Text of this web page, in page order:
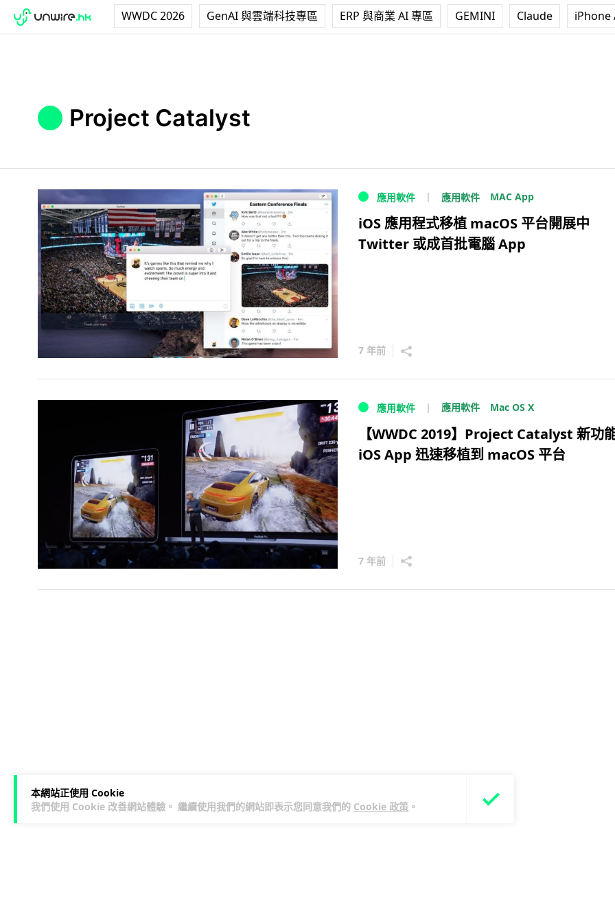
WWDC 2026 GenAI 與雲端科技專區 ERP 與商業 AI 專區 GEMINI Claude iPhone
本網站正使用 Cookie
我們使用 Cookie 改善網站體驗。 繼續使用我們的網站即表示您同意我們的 Cookie 政策 。
Project Catalyst
應用軟件 應用軟件 MAC App
iOS 應用程式移植 macOS 平台開展中
Twitter 或成首批電腦 App
7 年前
應用軟件 應用軟件 Mac OS X
【WWDC 2019】Project Catalyst 新
iOS App 迅速移植到 macOS 平台
7 年前